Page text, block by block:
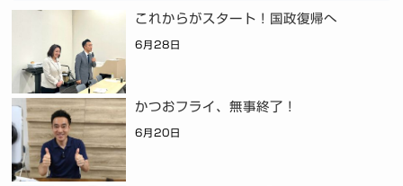
これからがスタート！国政復帰へ
6月28日
かつおフライ、無事終了！
6月20日